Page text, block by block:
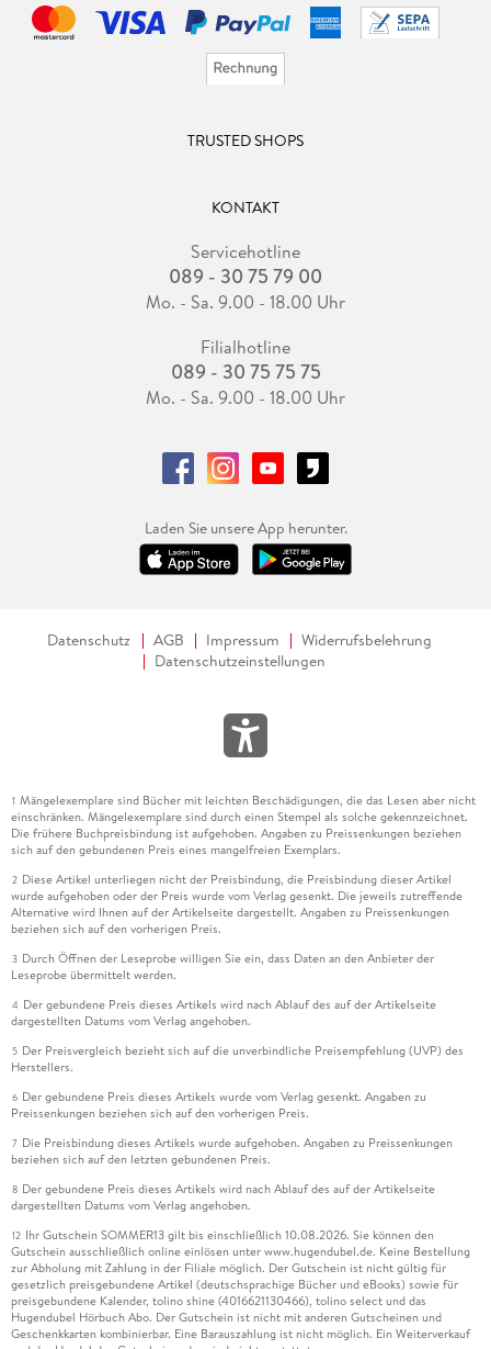
TRUSTED SHOPS
KONTAKT
Servicehotline
089 - 30 75 79 00
Mo. - Sa. 9.00 - 18.00 Uhr
Filialhotline
089 - 30 75 75 75
Mo. - Sa. 9.00 - 18.00 Uhr
Laden Sie unsere App herunter.
Datenschutz AGB Impressum
Widerrufsbelehrung
Datenschutzeinstellungen
1 Mängelexemplare sind Bücher mit leichten Beschädigungen, die das Lesen aber nicht
einschränken. Mängelexemplare sind durch einen Stempel als solche gekennzeichnet.
Die frühere Buchpreisbindung ist aufgehoben. Angaben zu Preissenkungen beziehen
sich auf den gebundenen Preis eines mangelfreien Exemplars.
2 Diese Artikel unterliegen nicht der Preisbindung, die Preisbindung dieser Artikel
wurde aufgehoben oder der Preis wurde vom Verlag gesenkt. Die jeweils zutreffende
Alternative wird Ihnen auf der Artikelseite dargestellt. Angaben zu Preissenkungen
beziehen sich auf den vorherigen Preis.
3 Durch Öffnen der Leseprobe willigen Sie ein, dass Daten an den Anbieter der
Leseprobe übermittelt werden.
4 Der gebundene Preis dieses Artikels wird nach Ablauf des auf der Artikelseite
dargestellten Datums vom Verlag angehoben.
5 Der Preisvergleich bezieht sich auf die unverbindliche Preisempfehlung (UVP) des
Herstellers.
6 Der gebundene Preis dieses Artikels wurde vom Verlag gesenkt. Angaben zu
Preissenkungen beziehen sich auf den vorherigen Preis.
7 Die Preisbindung dieses Artikels wurde aufgehoben. Angaben zu Preissenkungen
beziehen sich auf den letzten gebundenen Preis.
8 Der gebundene Preis dieses Artikels wird nach Ablauf des auf der Artikelseite
dargestellten Datums vom Verlag angehoben.
12 Ihr Gutschein SOMMER13 gilt bis einschließlich 10.08.2026. Sie können den
Gutschein ausschließlich online einlösen unter www.hugendubel.de. Keine Bestellung
zur Abholung mit Zahlung in der Filiale möglich. Der Gutschein ist nicht gültig für
gesetzlich preisgebundene Artikel (deutschsprachige Bücher und eBooks) sowie für
preisgebundene Kalender, tolino shine (4016621130466), tolino select und das
Hugendubel Hörbuch Abo. Der Gutschein ist nicht mit anderen Gutscheinen und
Geschenkkarten kombinierbar. Eine Barauszahlung ist nicht möglich. Ein Weiterverkauf